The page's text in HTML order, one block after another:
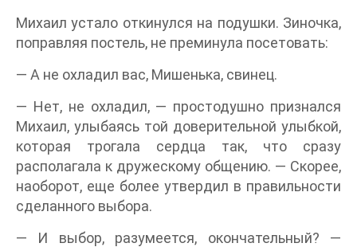
Михаил устало откинулся на подушки. Зиночка,
поправляя постель, не преминула посетовать:
— А не охладил вас, Мишенька, свинец.
— Нет, не охладил, — простодушно признался
Михаил, улыбаясь той доверительной улыбкой,
которая трогала сердца так, что сразу
располагала к дружескому общению. — Скорее,
наоборот, еще более утвердил в правильности
сделанного выбора.
— И выбор, разумеется, окончательный? —